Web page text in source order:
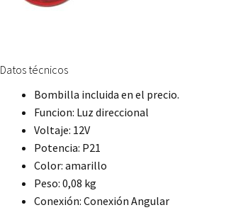
Datos técnicos
Bombilla incluida en el precio.
Funcion: Luz direccional
Voltaje: 12V
Potencia: P21
Color: amarillo
Peso: 0,08 kg
Conexión: Conexión Angular